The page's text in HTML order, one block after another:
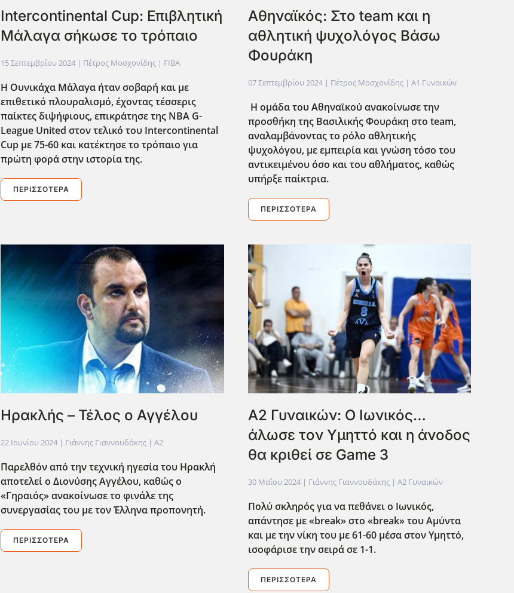
Intercontinental Cup: Επιβλητική
Μάλαγα σήκωσε το τρόπαιο
15 Σεπτεμβρίου 2024 | Πέτρος Μοσχονίδης | FIBA
Η Ουνικάχα Μ΄αλαγα ήταν σοβαρή και με
επιθετικό πλουραλισμό, έχοντας τέσσερις
παίκτες διψήφιους, επικρ΄ατησε της NBA G-
League United στον τελικό του Intercontinental
Cup με 75-60 και κατέκτησε το τρόπαιο για
πρώτη φορ΄α στην ιστορία της.
ΠΕΡΙΣΣΌΤΕΡΑ
Αθηναϊκός: Στο team και η
αθλητική ψυχολόγος Βάσω
Φουράκη
07 Σεπτεμβρίου 2024| Πέτρος Μοσχονίδης | Α1 Γυναικών
Η ομάδα του Αθηναϊκού ανακοίνωσε την
προσθήκη της Βασιλικής Φουράκη στο team,
αναλαμβάνοντας το ρόλο αθλητικής
ψυχολόγου, με εμπειρία και γνώση τόσο του
αντικειμένου όσο και του αθλήματος, καθώς
υπήρξε παίκτρια.
ΠΕΡΙΣΣΌΤΕΡΑ
Ηρακλής – Τέλος ο Αγγέλου
22 Ιουνίου 2024 | Γιάννης Γιαννουδάκης |A2
Παρελθόν από την τεχνική ηγεσία του Ηρακλή
αποτελεί ο Διονύσης Αγγέλου, καθώς ο
«Γηραιός» ανακοίνωσε το φινάλε της
συνεργασίας του με τον Έλληνα προπονητή.
ΠΕΡΙΣΣΌΤΕΡΑ
Α2 Γυναικών: Ο Ιωνικός…
άλωσε τον Υμηττό και η άνοδος
θα κριθεί σε Game 3
30 Μαΐου 2024| Γιάννης Γιαννουδάκης | Α2 Γυναικών
Πολύ σκληρός για να πεθάνει ο Ιωνικός,
απάντησε με «break» στο «break» του Αμύντα
και με την νίκη του με 61-60 μέσα στον Υμηττό,
ισοφάρισε την σειρά σε 1-1.
ΠΕΡΙΣΣΌΤΕΡΑ